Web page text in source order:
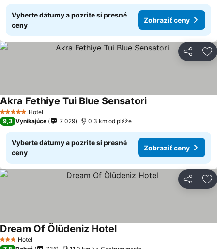
Vyberte dátumy a pozrite si presné
ceny
Zobraziť ceny
Zdieľať
5 Počet hviezdičiek
Hotel
Akra Fethiye Tui Blue Sensatori
9,3 Vynikajúce 7 029 0.3 km od pláže
Vyberte dátumy a pozrite si presné
ceny
Zobraziť ceny
Zdieľať
3 Počet hviezdičiek
Hotel
Dream Of Ölüdeniz Hotel